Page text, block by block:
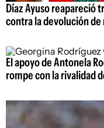
Díaz Ayuso reapareció
contra la devolución
El apoyo de Antonela
rompe con la rivalidad